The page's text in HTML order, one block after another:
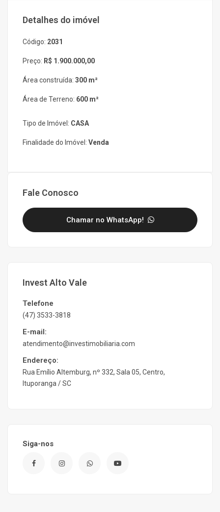
Detalhes do imóvel
Código: 2031
Preço: R$ 1.900.000,00
Área construída: 300 m²
Área de Terreno: 600 m²
Tipo de Imóvel: CASA
Finalidade do Imóvel: Venda
Fale Conosco
Chamar no WhatsApp!
Invest Alto Vale
Telefone
(47) 3533-3818
E-mail:
atendimento@investimobiliaria.com
Endereço:
Rua Emílio Altemburg, nº 332, Sala 05, Centro,
Ituporanga / SC
Siga-nos